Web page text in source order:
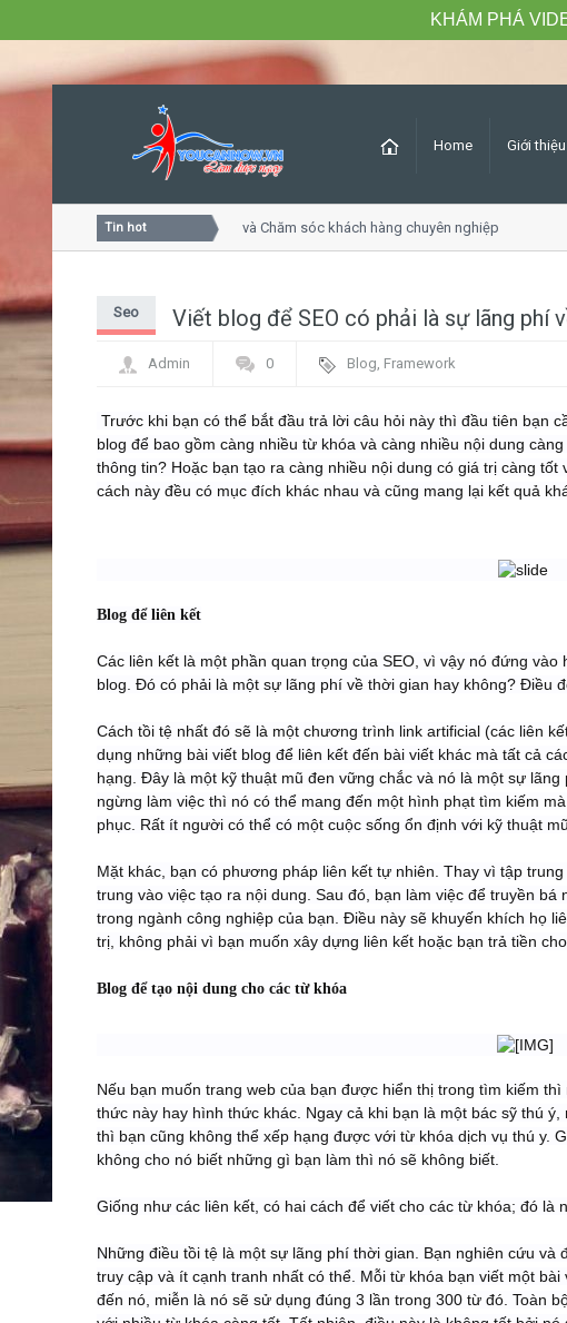
Home Giới thiệu
Tin hot
học Tư duy dịch vụ khách hàng và Chăm sóc khách hàng chuyên nghiệp
Viết blog để SEO có phải là sự lãng phí
Seo
Admin 0 Blog, Framework
Trước khi bạn có thể bắt đầu trả lời câu hỏi này thì đầu tiên bạn
blog để bao gồm càng nhiều từ khóa và càng nhiều nội dung
thông tin? Hoặc bạn tạo ra càng nhiều nội dung có giá trị càng
cách này đều có mục đích khác nhau và cũng mang lại kết quả
​
Blog để liên kết
Các liên kết là một phần quan trọng của SEO, vì vậy nó đứng
blog. Đó có phải là một sự lãng phí về thời gian hay không? Điều
Cách tồi tệ nhất đó sẽ là một chương trình link artificial (các liên
dụng những bài viết blog để liên kết đến bài viết khác mà tất cả
hạng. Đây là một kỹ thuật mũ đen vững chắc và nó là một sự
ngừng làm việc thì nó có thể mang đến một hình phạt tìm kiếm
phục. Rất ít người có thể có một cuộc sống ổn định với kỹ thuật
Mặt khác, bạn có phương pháp liên kết tự nhiên. Thay vì tập
trung vào việc tạo ra nội dung. Sau đó, bạn làm việc để truyền
trong ngành công nghiệp của bạn. Điều này sẽ khuyến khích họ
trị, không phải vì bạn muốn xây dựng liên kết hoặc bạn trả tiền
Blog để tạo nội dung cho các từ khóa
Nếu bạn muốn trang web của bạn được hiển thị trong tìm kiếm
thức này hay hình thức khác. Ngay cả khi bạn là một bác sỹ thú
thì bạn cũng không thể xếp hạng được với từ khóa dịch vụ thú y.
không cho nó biết những gì bạn làm thì nó sẽ không biết.
Giống như các liên kết, có hai cách để viết cho các từ khóa; đó là
Những điều tồi tệ là một sự lãng phí thời gian. Bạn nghiên cứu
truy cập và ít cạnh tranh nhất có thể. Mỗi từ khóa bạn viết một
đến nó, miễn là nó sẽ sử dụng đúng 3 lần trong 300 từ đó. Toàn
KHÁM PHÁ